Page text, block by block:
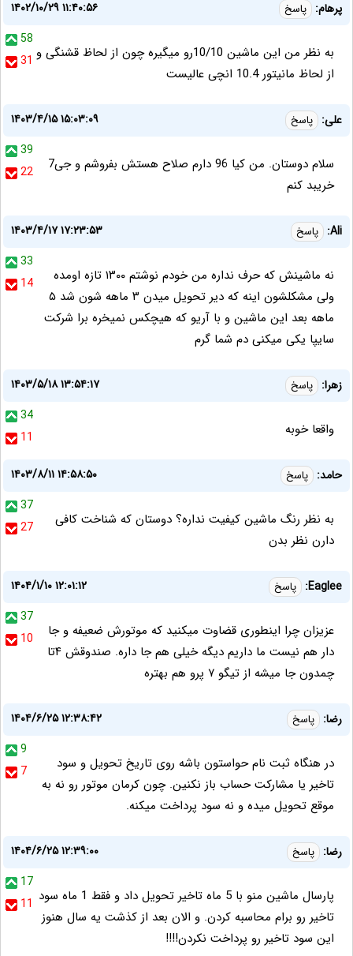
پرهام: پاسخ
۱۴۰۲/۱۰/۲۹ ۱۱:۴۰:۵۶
58
31 به نظر من این ماشین 10/10رو میگیره چون از لحاظ قشنگی و
از لحاظ مانیتور 10.4 انچی عالیست
علی: پاسخ
۱۴۰۳/۴/۱۵ ۱۵:۰۳:۰۹
39
22
سلام دوستان. من کیا 96 دارم صلاح هستش بفروشم و جی7
خریبد کنم
Ali: پاسخ
۱۴۰۳/۴/۱۷ ۱۷:۲۳:۵۳
33
14
نه ماشینش که حرف نداره من خودم نوشتم ۱۳۰۰ تازه اومده
ولی مشکلشون اینه که دیر تحویل میدن ۳ ماهه شون شد ۵
ماهه بعد این ماشین و با آریو که هیچکس نمیخره برا شرکت
سایپا یکی میکنی دم شما گرم
زهرا: پاسخ
۱۴۰۳/۵/۱۸ ۱۳:۵۴:۱۷
34
11
واقعا خوبه
حامد: پاسخ
۱۴۰۳/۸/۱۱ ۱۴:۵۸:۵۰
37
27
به نظر رنگ ماشین کیفیت نداره؟ دوستان که شناخت کافی
دارن نظر بدن
Eaglee: پاسخ
۱۴۰۴/۱/۱۰ ۱۲:۰۱:۱۲
37
10
عزیزان چرا اینطوری قضاوت میکنید که موتورش ضعیفه و جا
دار هم نیست ما داریم دیگه خیلی هم جا داره. صندوقش ۴تا
چمدون جا میشه از تیگو ۷ پرو هم بهتره
رضا: پاسخ
۱۴۰۴/۶/۲۵ ۱۲:۳۸:۴۲
9
7
در هنگاه ثبت نام حواستون باشه روی تاریخ تحویل و سود
تاخیر یا مشارکت حساب باز نکنین. چون کرمان موتور رو نه به
موقع تحویل میده و نه سود پرداخت میکنه.
رضا: پاسخ
۱۴۰۴/۶/۲۵ ۱۲:۳۹:۰۰
17
11 پارسال ماشین منو با 5 ماه تاخیر تحویل داد و فقط 1 ماه سود
تاخیر رو برام محاسبه کردن. و الان بعد از کذشت یه سال هنوز
این سود تاخیر رو پرداخت نکردن!!!!